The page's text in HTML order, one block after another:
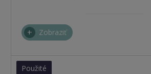
Zobraziť
Použité